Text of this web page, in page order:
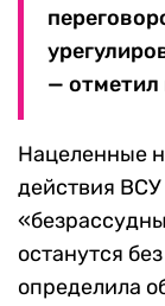
—
Нацеленные
действия
останутся
определила